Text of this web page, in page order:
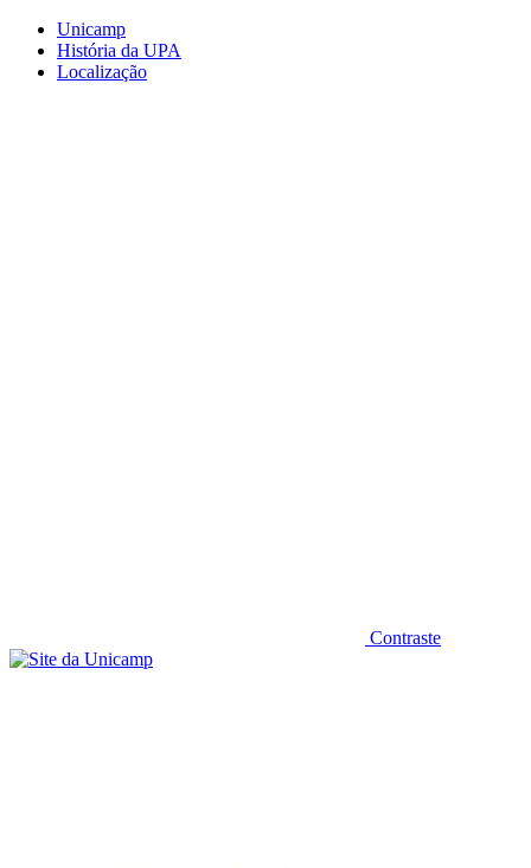
Conteúdo principal
Unicamp
História da UPA
Localização
Contraste